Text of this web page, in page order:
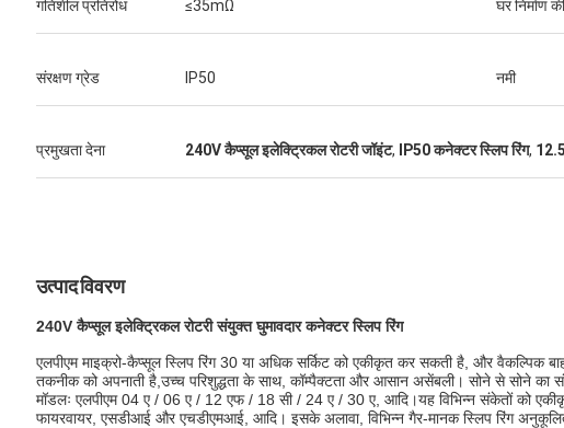
गतिशील प्रतिरोध ≤35mΩ घर निर्माण
संरक्षण ग्रेड IP50 नमी
प्रमुखता देना 240V कैप्सूल इलेक्ट्रिकल रोटरी जॉइंट, IP50 कनेक्टर स्लिप रिंग,
उत्पाद विवरण
240V कैप्सूल इलेक्ट्रिकल रोटरी संयुक्त घुमावदार कनेक्टर स्लिप रिंग
एलपीएम माइक्रो-कैप्सूल स्लिप रिंग 30 या अधिक सर्किट को एकीकृत कर सकती है, और वैकल्पिक
तकनीक को अपनाती है,उच्च परिशुद्धता के साथ, कॉम्पैक्टता और आसान असेंबली। सोने से सोने का
मॉडलः एलपीएम 04 ए / 06 ए / 12 एफ / 18 सी / 24 ए / 30 ए, आदि।यह विभिन्न संकेतों को
फायरवायर, एसडीआई और एचडीएमआई, आदि। इसके अलावा, विभिन्न गैर-मानक स्लिप रिंग